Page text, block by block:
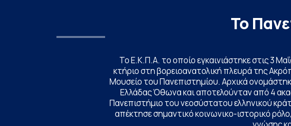
Το
Το Ε.Κ.Π.Α. το οποίο εγκαινιάστηκε στις 3
κτήριο στη βορειοανατολική πλευρά της
Μουσείο του Πανεπιστημίου. Αρχικά
Ελλάδας Όθωνα και αποτελούνταν από 4
Πανεπιστήμιο του νεοσύστατου ελληνικού
απέκτησε σημαντικό κοινωνικο-ιστορικό